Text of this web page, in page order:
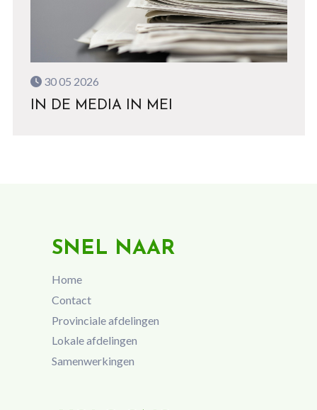
30 05 2026
IN DE MEDIA IN MEI
SNEL NAAR
Home
Contact
Provinciale afdelingen
Lokale afdelingen
Samenwerkingen